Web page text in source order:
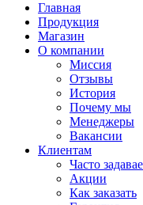
Главная
Продукция
Магазин
О компании
Миссия
Отзывы
История
Почему мы
Менеджеры
Вакансии
Клиентам
Часто
Акции
Как заказать